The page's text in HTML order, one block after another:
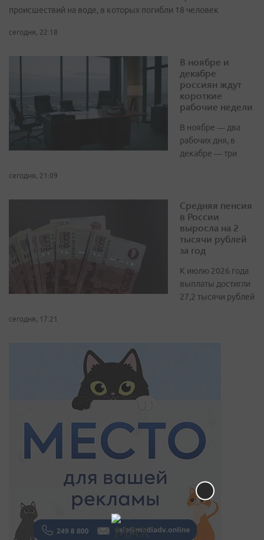
происшествий на воде, в которых погибли 18 человек
сегодня, 22:18
В ноябре и
декабре
россиян ждут
короткие
рабочие недели
В ноябре — два
рабочих дня, в
декабре — три
сегодня, 21:09
Средняя пенсия
в России
выросла на 2
тысячи рублей
за год
К июлю 2026 года
выплаты достигли
27,2 тысячи рублей
сегодня, 17:21